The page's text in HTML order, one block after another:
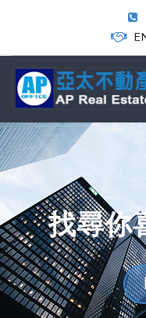
找尋你